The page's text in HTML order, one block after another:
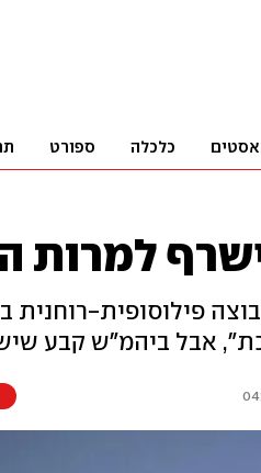
כלכלה ספורט
למרות
פילוסופית-רוחנית
אבל ביהמ"ש קבע